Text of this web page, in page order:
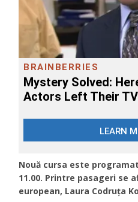
Nouă cursa este
11.00. Printre pasageri se
european, Laura Codruța